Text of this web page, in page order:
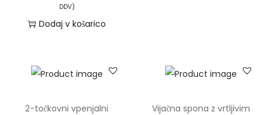
DDV)
Dodaj v košarico
2-točkovni vpenjalni
Vijačna spona z vrtljivim